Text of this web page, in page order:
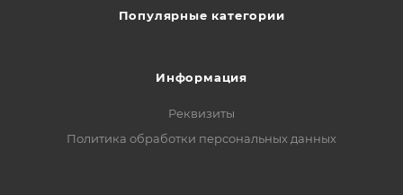
Популярные категории
Информация
Реквизиты
Политика обработки персональных данных